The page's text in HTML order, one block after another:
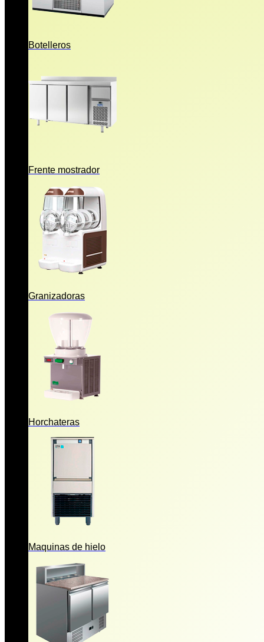
Botelleros
Frente mostrador
Granizadoras
Horchateras
Maquinas de hielo